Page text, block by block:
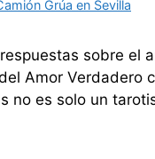
Grúa en Sevilla
sobre el
Amor Verdadero
no es solo un